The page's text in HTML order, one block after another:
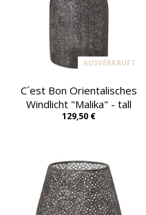
AUSVERKAUFT
C´est Bon Orientalisches
Windlicht "Malika" - tall
129,50 €